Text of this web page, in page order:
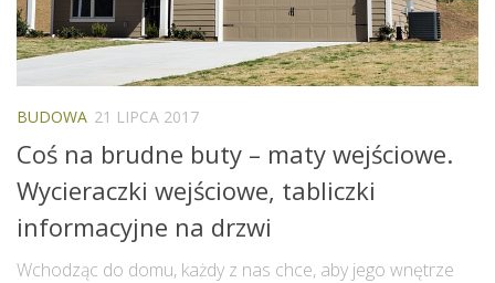
BUDOWA 21 LIPCA 2017
Coś na brudne buty – maty wejściowe.
Wycieraczki wejściowe, tabliczki
informacyjne na drzwi
Wchodząc do domu, każdy z nas chce, aby jego wnętrze